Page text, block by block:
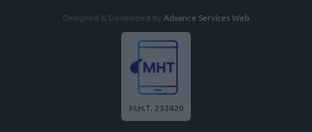
Designed & Developed by Advance Services Web
Μ.Η.Τ. 232420